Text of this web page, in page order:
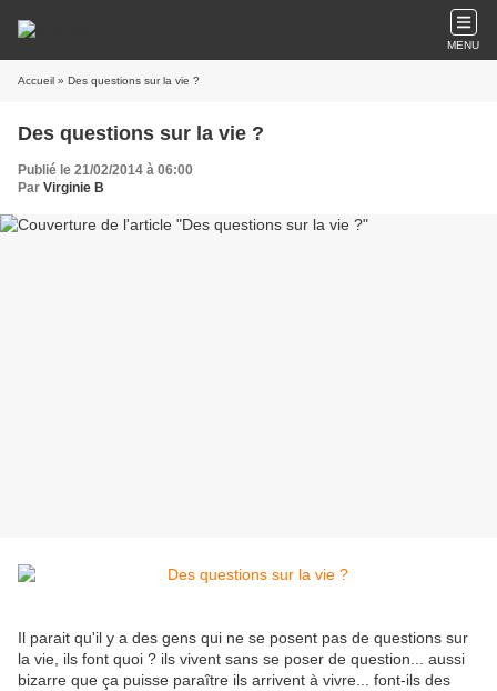
MENU
Accueil » Des questions sur la vie ?
Des questions sur la vie ?
Publié le 21/02/2014 à 06:00
Par Virginie B
Il parait qu'il y a des gens qui ne se posent pas de questions sur
la vie, ils font quoi ? ils vivent sans se poser de question... aussi
bizarre que ça puisse paraître ils arrivent à vivre... font-ils des